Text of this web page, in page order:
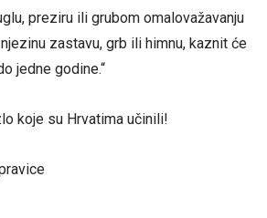
preziru ili grubom omalovažavanju
zastavu, grb ili himnu, kaznit će
jedne godine.“
koje su Hrvatima učinili!